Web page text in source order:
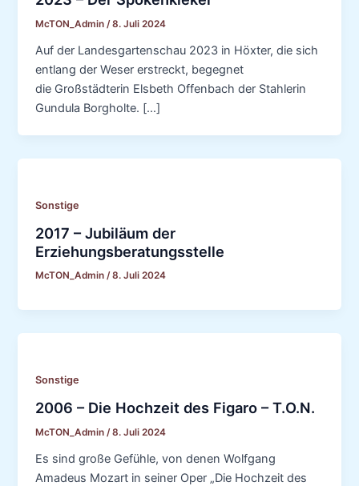
McTON_Admin/8. Juli 2024
Auf der Landesgartenschau 2023 in Höxter, die sich
entlang der Weser erstreckt, begegnet
die Großstädterin Elsbeth Offenbach der Stahlerin
Gundula Borgholte. […]
Sonstige
2017 – Jubiläum der
Erziehungsberatungsstelle
McTON_Admin/8. Juli 2024
Sonstige
2006 – Die Hochzeit des Figaro – T.O.N.
McTON_Admin/8. Juli 2024
Es sind große Gefühle, von denen Wolfgang
Amadeus Mozart in seiner Oper „Die Hochzeit des